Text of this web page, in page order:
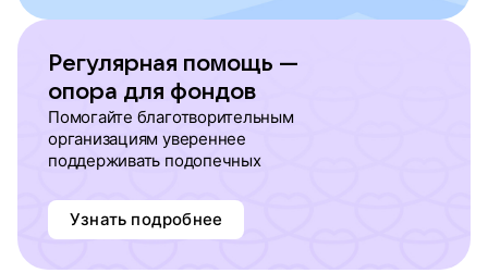
Регулярная помощь —
опора для фондов
Помогайте благотворительным
организациям увереннее
поддерживать подопечных
Узнать подробнее